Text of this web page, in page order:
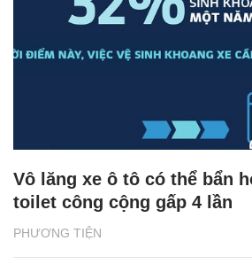
PHƯƠNG TIỆN
Vô lăng xe ô tô có thể bẩn
toilet công cộng gấp 4 lần